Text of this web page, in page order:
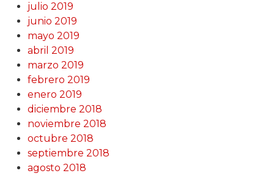
julio 2019
junio 2019
mayo 2019
abril 2019
marzo 2019
febrero 2019
enero 2019
diciembre 2018
noviembre 2018
octubre 2018
septiembre 2018
agosto 2018